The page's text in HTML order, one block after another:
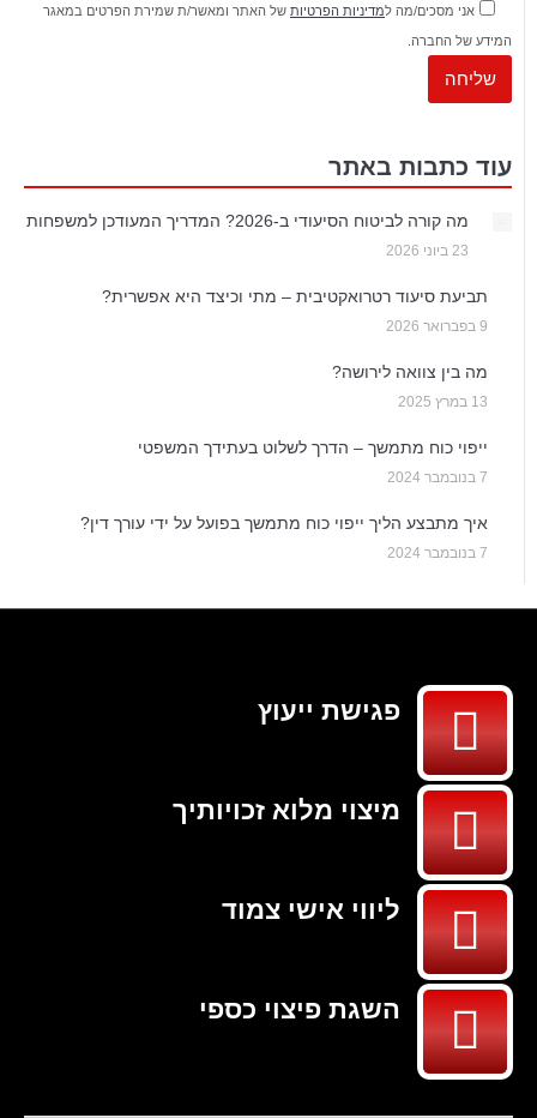
אני מסכים/מה למדיניות הפרטיות של האתר ומאשר/ת שמירת הפרטים במאגר
המידע של החברה.
עוד כתבות באתר
מה קורה לביטוח הסיעודי ב-2026? המדריך המעודכן למשפחות
23 ביוני 2026
תביעת סיעוד רטרואקטיבית – מתי וכיצד היא אפשרית?
9 בפברואר 2026
מה בין צוואה לירושה?
13 במרץ 2025
ייפוי כוח מתמשך – הדרך לשלוט בעתידך המשפטי
7 בנובמבר 2024
איך מתבצע הליך ייפוי כוח מתמשך בפועל על ידי עורך דין?
7 בנובמבר 2024
פגישת ייעוץ
מיצוי מלוא זכויותיך
ליווי אישי צמוד
השגת פיצוי כספי